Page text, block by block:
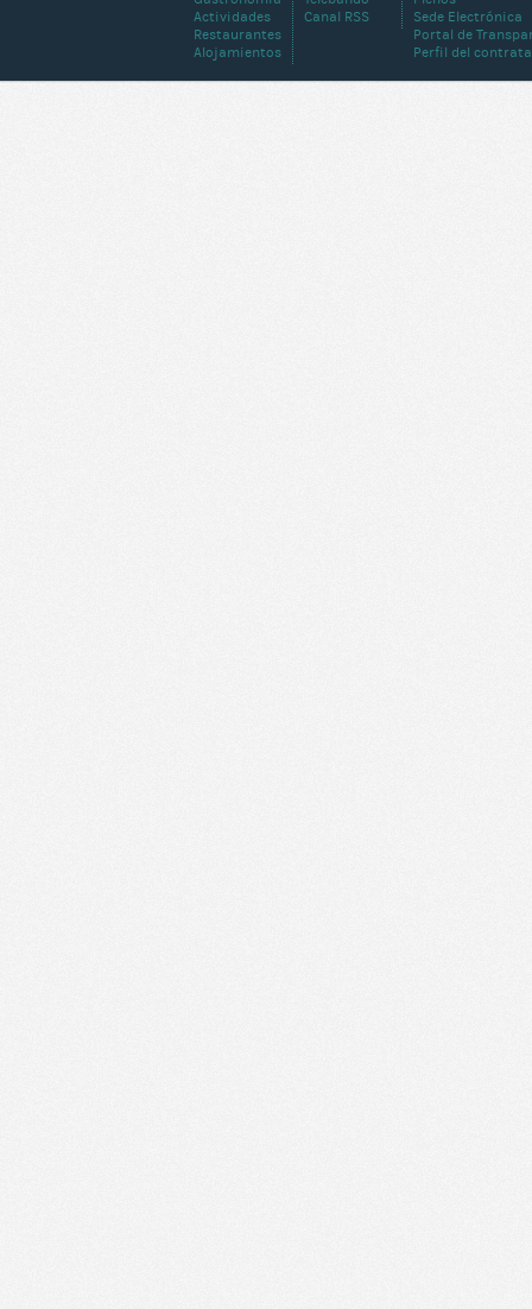
Sede Electrónica
Portal de
Perfil del
Canal RSS
Actividades
Restaurantes
Alojamientos